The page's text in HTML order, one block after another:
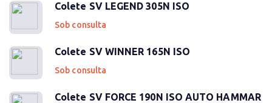
Colete SV LEGEND 305N ISO
Sob consulta
Colete SV WINNER 165N ISO
Sob consulta
Colete SV FORCE 190N ISO AUTO HAMMAR